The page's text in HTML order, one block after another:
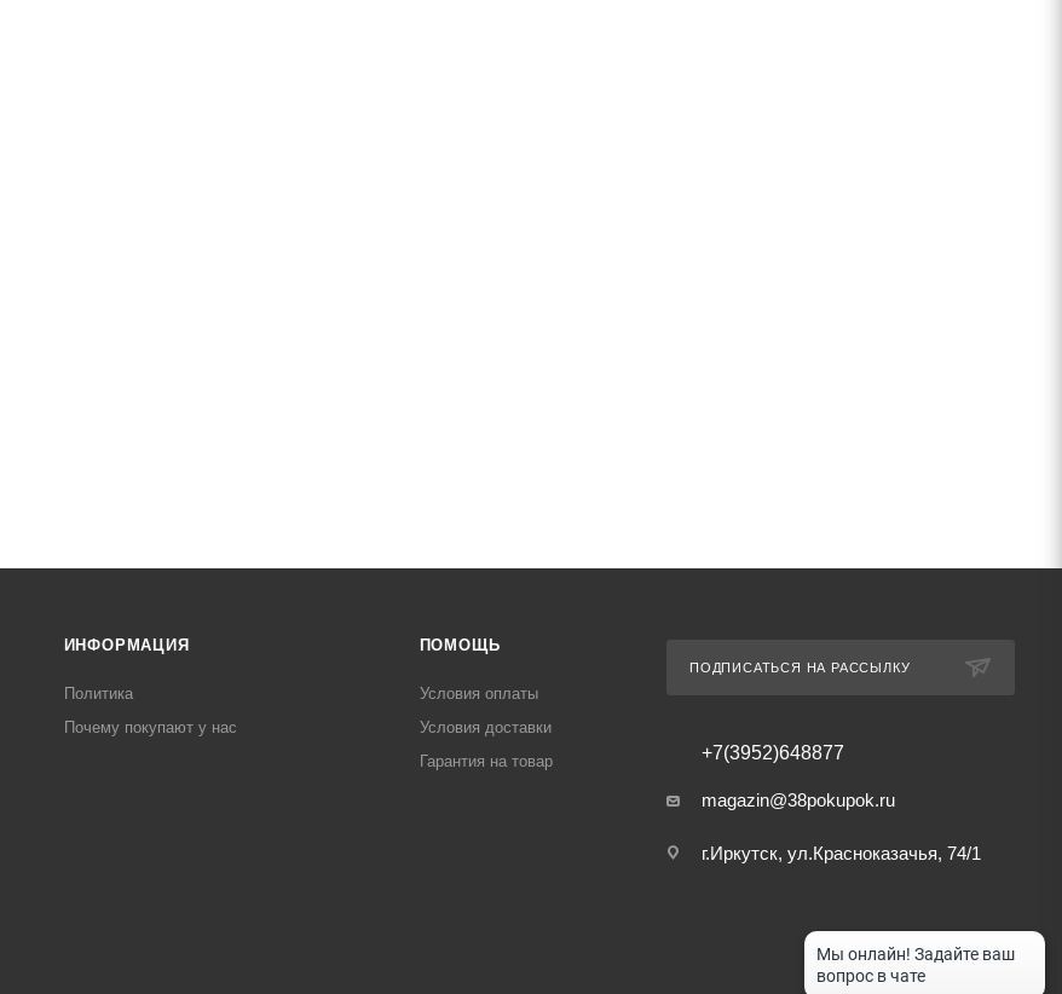
ИНФОРМАЦИЯ
Политика
Почему покупают у нас
ПОМОЩЬ
Условия оплаты
Условия доставки
Гарантия на товар
ПОДПИСАТЬСЯ НА РАССЫЛКУ
+7(3952)648877
magazin@38pokupok.ru
г.Иркутск, ул.Красноказачья, 74/1